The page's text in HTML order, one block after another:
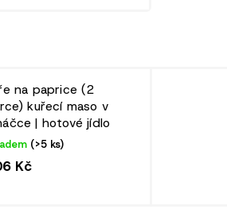
na paprice (2
kuřecí maso v
| hotové jídlo
(>5 ks)
Kč